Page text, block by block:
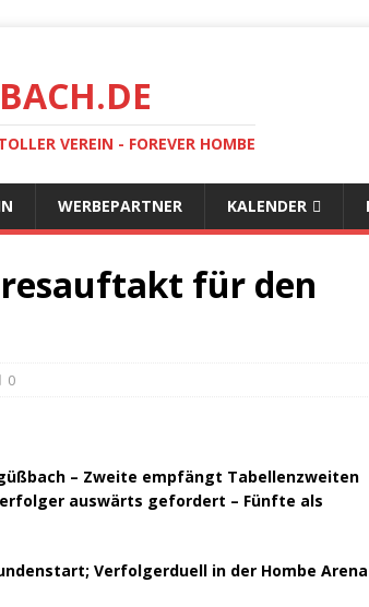
VEREIN - FOREVER HOMBE
WERBEPARTNER KALENDER
für den
0
– Zweite empfängt Tabellenzweiten
auswärts gefordert – Fünfte als
Verfolgerduell in der Hombe Arena